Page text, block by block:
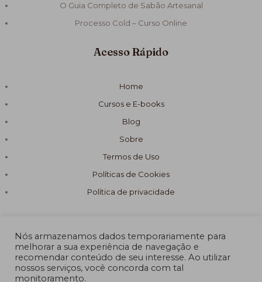
O Guia Completo de Sabão Artesanal
Processo Cold – Curso Online
Acesso Rápido
Home
Cursos e E-books
Blog
Sobre
Termos de Uso
Políticas de Cookies
Política de privacidade
© 2026 Fórmula Sabão Artesanal
Nós armazenamos dados temporariamente para
melhorar a sua experiência de navegação e
recomendar conteúdo de seu interesse. Ao utilizar
nossos serviços, você concorda com tal
monitoramento.